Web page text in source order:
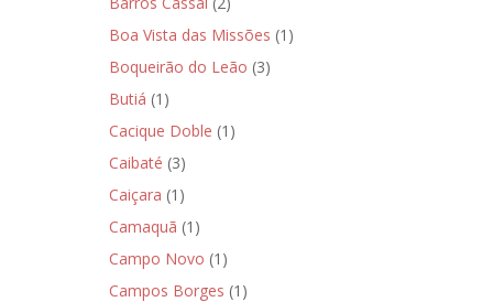
Boa Vista das Missões (1)
Boqueirão do Leão (3)
Butiá (1)
Cacique Doble (1)
Caibaté (3)
Caiçara (1)
Camaquã (1)
Campo Novo (1)
Campos Borges (1)